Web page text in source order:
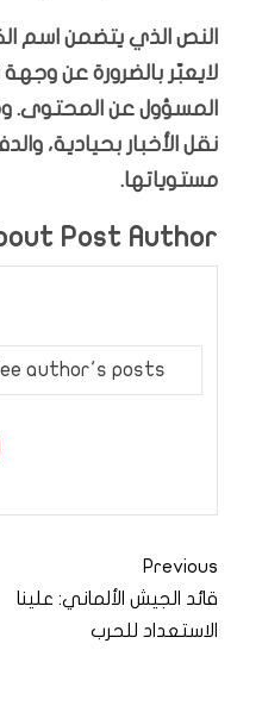
النص الذي يتضمن اسم
لايعبّر بالضرورة عن
المسؤول عن المحتوى.
نقل الأخبار بحيادية،
مستوياتها.
Post Author
author's posts
Previous
قائد الجيش الألماني: علينا
الاستعداد للحرب